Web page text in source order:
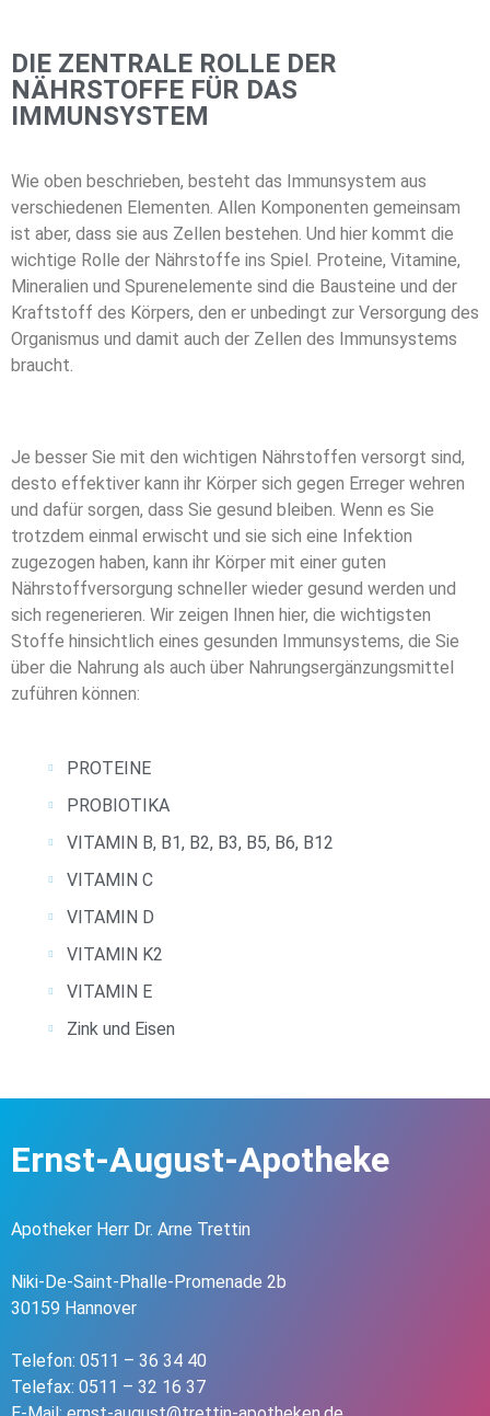
DIE ZENTRALE ROLLE DER
NÄHRSTOFFE FÜR DAS
IMMUNSYSTEM
Wie oben beschrieben, besteht das Immunsystem aus
verschiedenen Elementen. Allen Komponenten gemeinsam
ist aber, dass sie aus Zellen bestehen. Und hier kommt die
wichtige Rolle der Nährstoffe ins Spiel. Proteine, Vitamine,
Mineralien und Spurenelemente sind die Bausteine und der
Kraftstoff des Körpers, den er unbedingt zur Versorgung des
Organismus und damit auch der Zellen des Immunsystems
braucht.
Je besser Sie mit den wichtigen Nährstoffen versorgt sind,
desto effektiver kann ihr Körper sich gegen Erreger wehren
und dafür sorgen, dass Sie gesund bleiben. Wenn es Sie
trotzdem einmal erwischt und sie sich eine Infektion
zugezogen haben, kann ihr Körper mit einer guten
Nährstoffversorgung schneller wieder gesund werden und
sich regenerieren. Wir zeigen Ihnen hier, die wichtigsten
Stoffe hinsichtlich eines gesunden Immunsystems, die Sie
über die Nahrung als auch über Nahrungsergänzungsmittel
zuführen können:
PROTEINE
PROBIOTIKA
VITAMIN B, B1, B2, B3, B5, B6, B12
VITAMIN C
VITAMIN D
VITAMIN K2
VITAMIN E
Zink und Eisen
Ernst-August-Apotheke
Apotheker Herr Dr. Arne Trettin
Niki-De-Saint-Phalle-Promenade 2b
30159 Hannover
Telefon: 0511 – 36 34 40
Telefax: 0511 – 32 16 37